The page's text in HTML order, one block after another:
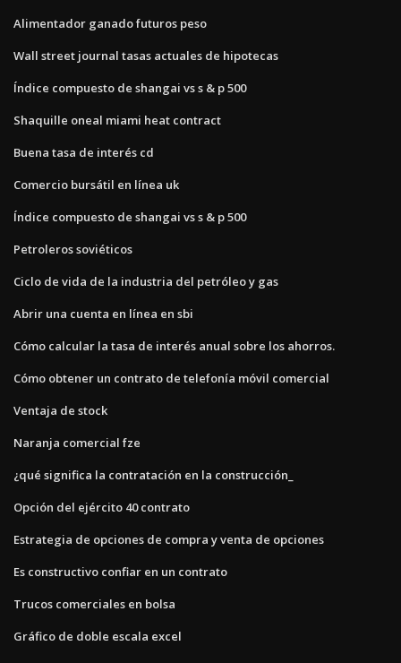
Alimentador ganado futuros peso
Wall street journal tasas actuales de hipotecas
Índice compuesto de shangai vs s & p 500
Shaquille oneal miami heat contract
Buena tasa de interés cd
Comercio bursátil en línea uk
Índice compuesto de shangai vs s & p 500
Petroleros soviéticos
Ciclo de vida de la industria del petróleo y gas
Abrir una cuenta en línea en sbi
Cómo calcular la tasa de interés anual sobre los ahorros.
Cómo obtener un contrato de telefonía móvil comercial
Ventaja de stock
Naranja comercial fze
¿qué significa la contratación en la construcción_
Opción del ejército 40 contrato
Estrategia de opciones de compra y venta de opciones
Es constructivo confiar en un contrato
Trucos comerciales en bolsa
Gráfico de doble escala excel